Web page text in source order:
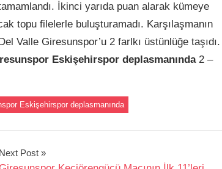
İkinci yarıda puan alarak kümeye
topu filelerle buluşturamadı. Karşılaşmanın
Valle Giresunspor’u 2 farlkı üstünlüğe taşıdı.
Eskişehirspor deplasmanında 2 –
Eskişehirspor deplasmanında
Next Post